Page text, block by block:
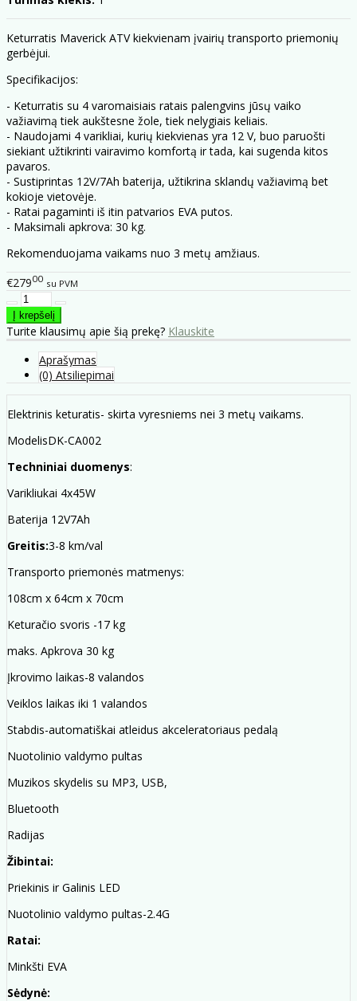
Keturratis Maverick ATV kiekvienam įvairių transporto priemonių
gerbėjui.
Specifikacijos:
- Keturratis su 4 varomaisiais ratais palengvins jūsų vaiko
važiavimą tiek aukštesne žole, tiek nelygiais keliais.
- Naudojami 4 varikliai, kurių kiekvienas yra 12 V, buo paruošti
siekiant užtikrinti vairavimo komfortą ir tada, kai sugenda kitos
pavaros.
- Sustiprintas 12V/7Ah baterija, užtikrina sklandų važiavimą bet
kokioje vietovėje.
- Ratai pagaminti iš itin patvarios EVA putos.
- Maksimali apkrova: 30 kg.
Rekomenduojama vaikams nuo 3 metų amžiaus.
€27900 su PVM
Turite klausimų apie šią prekę? Klauskite
Aprašymas
(0) Atsiliepimai
Elektrinis keturatis- skirta vyresniems nei 3 metų vaikams.
ModelisDK-CA002
Techniniai duomenys:
Varikliukai 4x45W
Baterija 12V7Ah
Greitis:3-8 km/val
Transporto priemonės matmenys:
108cm x 64cm x 70cm
Keturačio svoris -17 kg
maks. Apkrova 30 kg
Įkrovimo laikas-8 valandos
Veiklos laikas iki 1 valandos
Stabdis-automatiškai atleidus akceleratoriaus pedalą
Nuotolinio valdymo pultas
Muzikos skydelis su MP3, USB,
Bluetooth
Radijas
Žibintai:
Priekinis ir Galinis LED
Nuotolinio valdymo pultas-2.4G
Ratai:
Minkšti EVA
Sėdynė: